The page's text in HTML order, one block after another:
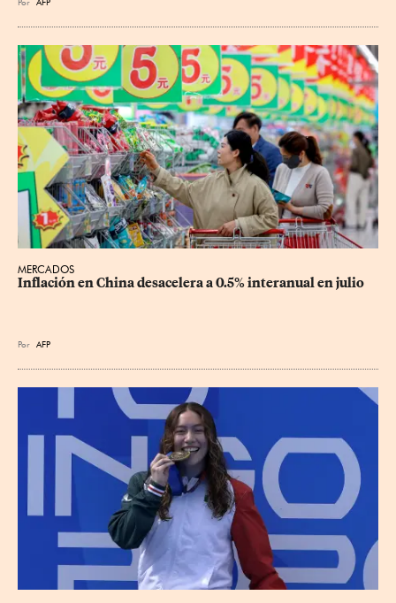
Por AFP
MERCADOS
Inflación en China desacelera a 0.5% interanual en julio
Por AFP